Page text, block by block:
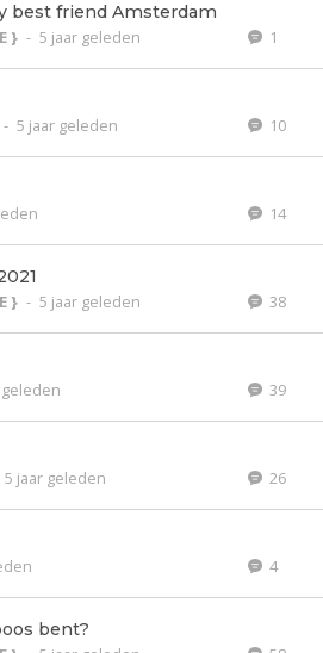
best friend Amsterdam
} - 5 jaar geleden 1
- 5 jaar geleden 10
14
} - 5 jaar geleden 38
39
5 jaar geleden 26
4
bent?